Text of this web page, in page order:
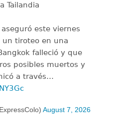
Tailandia
aseguró este viernes
un tiroteo en una
falleció y que
posibles muertos y
a través…
August 7, 2026